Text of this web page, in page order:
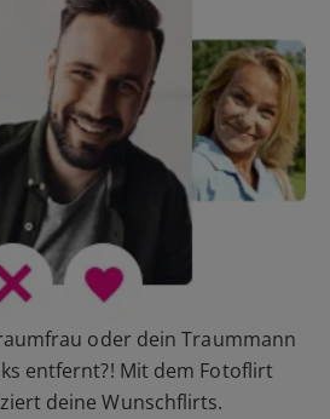
oder dein Traummann
entfernt?! Mit dem Fotoflirt
deine Wunschflirts.